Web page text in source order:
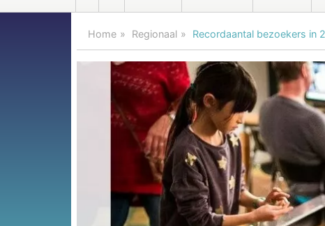
Home Regionaal Recordaantal bezoekers in